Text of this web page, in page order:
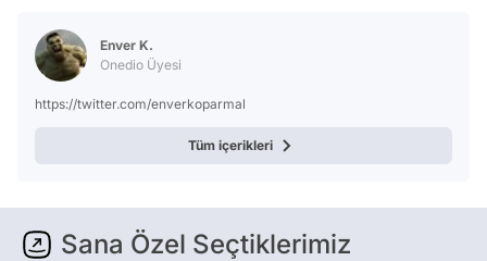
Enver K.
Onedio Üyesi
https://twitter.com/enverkoparmal
Tüm içerikleri
Sana Özel Seçtiklerimiz